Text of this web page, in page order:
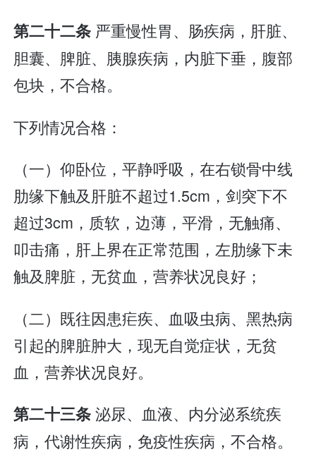
第二十二条 严重慢性胃、肠疾病，肝脏、
胆囊、脾脏、胰腺疾病，内脏下垂，腹部
包块，不合格。
下列情况合格：
（一）仰卧位，平静呼吸，在右锁骨中线
肋缘下触及肝脏不超过1.5cm，剑突下不
超过3cm，质软，边薄，平滑，无触痛、
叩击痛，肝上界在正常范围，左肋缘下未
触及脾脏，无贫血，营养状况良好；
（二）既往因患疟疾、血吸虫病、黑热病
引起的脾脏肿大，现无自觉症状，无贫
血，营养状况良好。
第二十三条泌尿、血液、内分泌系统疾
病，代谢性疾病，免疫性疾病，不合格。